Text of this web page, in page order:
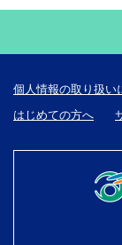
個人情報の取り扱い
はじめての方へ